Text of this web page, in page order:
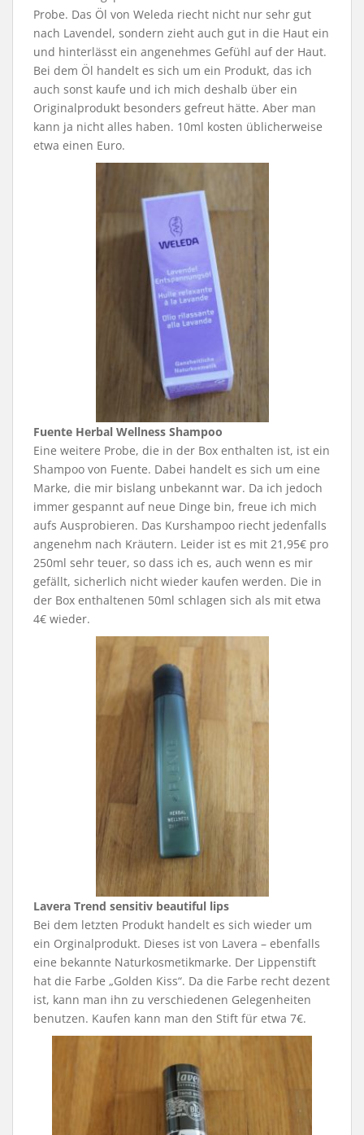
Probe. Das Öl von Weleda riecht nicht nur sehr gut
nach Lavendel, sondern zieht auch gut in die Haut ein
und hinterlässt ein angenehmes Gefühl auf der Haut.
Bei dem Öl handelt es sich um ein Produkt, das ich
auch sonst kaufe und ich mich deshalb über ein
Originalprodukt besonders gefreut hätte. Aber man
kann ja nicht alles haben. 10ml kosten üblicherweise
etwa einen Euro.
Fuente Herbal Wellness Shampoo
Eine weitere Probe, die in der Box enthalten ist, ist ein
Shampoo von Fuente. Dabei handelt es sich um eine
Marke, die mir bislang unbekannt war. Da ich jedoch
immer gespannt auf neue Dinge bin, freue ich mich
aufs Ausprobieren. Das Kurshampoo riecht jedenfalls
angenehm nach Kräutern. Leider ist es mit 21,95€ pro
250ml sehr teuer, so dass ich es, auch wenn es mir
gefällt, sicherlich nicht wieder kaufen werden. Die in
der Box enthaltenen 50ml schlagen sich als mit etwa
4€ wieder.
Lavera Trend sensitiv beautiful lips
Bei dem letzten Produkt handelt es sich wieder um
ein Orginalprodukt. Dieses ist von Lavera – ebenfalls
eine bekannte Naturkosmetikmarke. Der Lippenstift
hat die Farbe „Golden Kiss“. Da die Farbe recht dezent
ist, kann man ihn zu verschiedenen Gelegenheiten
benutzen. Kaufen kann man den Stift für etwa 7€.